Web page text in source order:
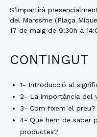
S’impartirà
del Maresme (Plaça
17 de maig de 9:30h a
CONTINGUT
1- Introducció al
2- La importància del
3- Com fixem el
4- Què hem de saber
productes?